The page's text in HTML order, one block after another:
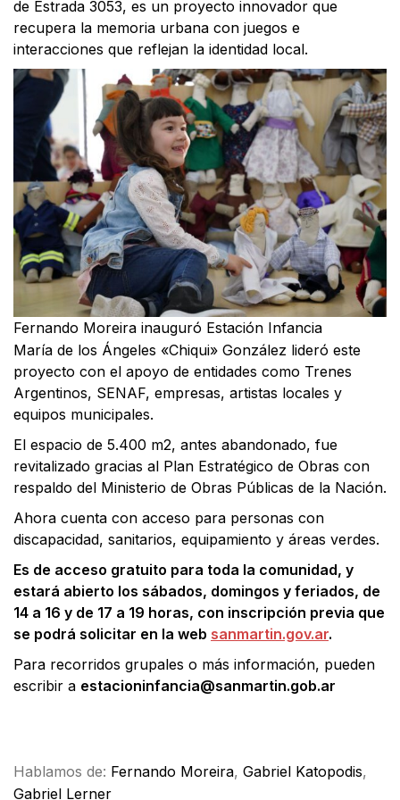
de Estrada 3053, es un proyecto innovador que
recupera la memoria urbana con juegos e
interacciones que reflejan la identidad local.
Fernando Moreira inauguró Estación Infancia
María de los Ángeles «Chiqui» González lideró este
proyecto con el apoyo de entidades como Trenes
Argentinos, SENAF, empresas, artistas locales y
equipos municipales.
El espacio de 5.400 m2, antes abandonado, fue
revitalizado gracias al Plan Estratégico de Obras con
respaldo del Ministerio de Obras Públicas de la Nación.
Ahora cuenta con acceso para personas con
discapacidad, sanitarios, equipamiento y áreas verdes.
Es de acceso gratuito para toda la comunidad, y
estará abierto los sábados, domingos y feriados, de
14 a 16 y de 17 a 19 horas, con inscripción previa que
se podrá solicitar en la web sanmartin.gov.ar.
Para recorridos grupales o más información, pueden
escribir a estacioninfancia@sanmartin.gob.ar
Hablamos de: Fernando Moreira, Gabriel Katopodis,
Gabriel Lerner